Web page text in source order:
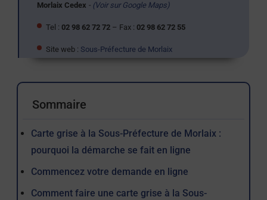
Morlaix Cedex - (Voir sur Google Maps)
Tel : 02 98 62 72 72 – Fax : 02 98 62 72 55
Site web : Sous-Préfecture de Morlaix
Sommaire
Carte grise à la Sous-Préfecture de Morlaix :
pourquoi la démarche se fait en ligne
Commencez votre demande en ligne
Comment faire une carte grise à la Sous-